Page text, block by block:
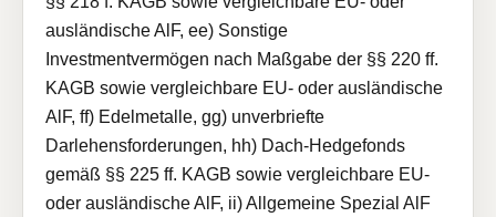
ausländische AlF, ee) Sonstige
Investmentvermögen nach Maßgabe der §§ 220 ff.
KAGB sowie vergleichbare EU- oder ausländische
AlF, ff) Edelmetalle, gg) unverbriefte
Darlehensforderungen, hh) Dach-Hedgefonds
gemäß §§ 225 ff. KAGB sowie vergleichbare EU-
oder ausländische AlF, ii) Allgemeine Spezial AlF